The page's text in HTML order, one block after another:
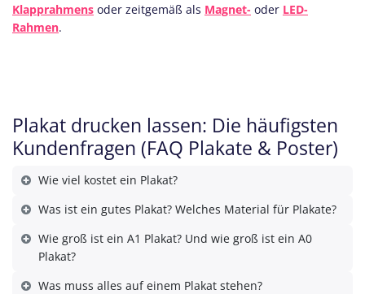
Klapprahmens oder zeitgemäß als Magnet- oder LED-
Rahmen.
Plakat drucken lassen: Die häufigsten
Kundenfragen (FAQ Plakate & Poster)
Wie viel kostet ein Plakat?
Was ist ein gutes Plakat? Welches Material für Plakate?
Wie groß ist ein A1 Plakat? Und wie groß ist ein A0
Plakat?
Was muss alles auf einem Plakat stehen?